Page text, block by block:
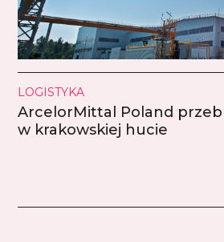
LOGISTYKA
ArcelorMittal Poland
w krakowskiej hucie